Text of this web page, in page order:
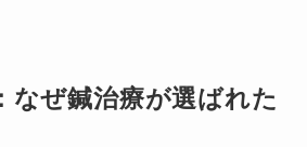
なぜ鍼治療が選ばれた